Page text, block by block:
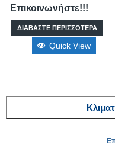
Επικοινωνήστε!!!
ΔΙΑΒΆΣΤΕ ΠΕΡΙΣΣΌΤΕΡΑ
Quick View